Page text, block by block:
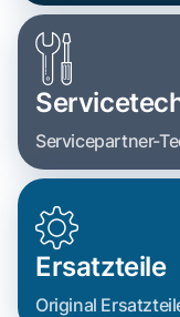
Servicepartner-
Ersatzteile
Original